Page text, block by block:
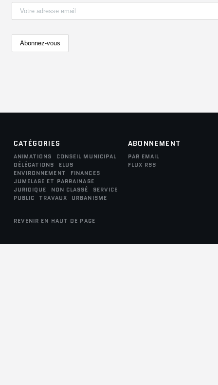
CATÉGORIES
ANIMATIONS
CONSEIL MUNICIPAL
DÉLÉGATIONS
ELUS
ENVIRONNEMENT
FINANCES
JUMELAGE ET PARRAINAGE
JURIDIQUE
NON CLASSÉ
SERVICE
PUBLIC
TRAVAUX URBANISME
ABONNEMENT
PAR EMAIL
FLUX RSS
REVENIR EN HAUT DE PAGE